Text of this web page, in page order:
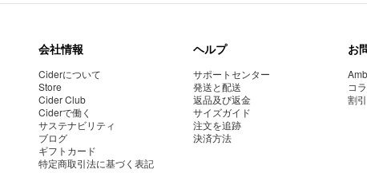
会社情報
Ciderについて
Store
Cider Club
Ciderで働く
サステナビリティ
ブログ
ギフトカード
特定商取引法に基づく表記
ヘルプ
サポートセンター
発送と配送
返品及び返金
サイズガイド
注文を追跡
決済方法
お
コ
割引